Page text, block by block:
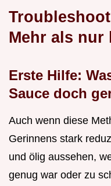
Mehr als nur
Erste Hilfe:
Sauce doch
Auch wenn diese
Gerinnens stark
und ölig aussehen,
genug war oder zu